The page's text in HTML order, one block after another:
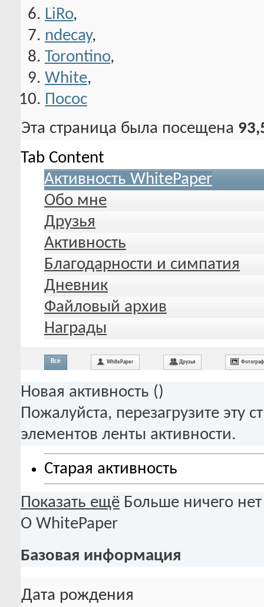
LiRo,
ndecay,
Torontino,
White,
Посос
Эта страница была посещена
Tab Content
Активность WhitePaper
Обо мне
Друзья
Активность
Благодарности и симпатия
Дневник
Файловый архив
Награды
Все WhitePaper Друзья
Новая активность ()
Пожалуйста, перезагрузите эту
элементов ленты активности.
Старая активность
Показать ещё Больше ничего нет
О WhitePaper
Базовая информация
Дата рождения